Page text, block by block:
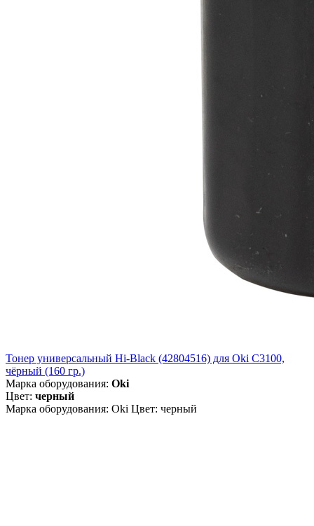
Тонер универсальный Hi-Black (42804516) для Oki С3100,
чёрный (160 гр.)
Марка оборудования: Oki
Цвет: черный
Марка оборудования: Oki Цвет: черный